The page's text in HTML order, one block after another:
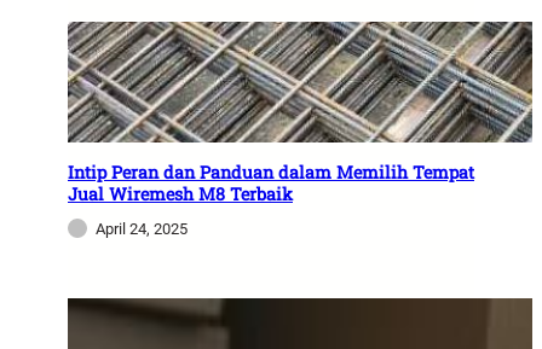
Intip Peran dan Panduan dalam Memilih Tempat
Jual Wiremesh M8 Terbaik
April 24, 2025